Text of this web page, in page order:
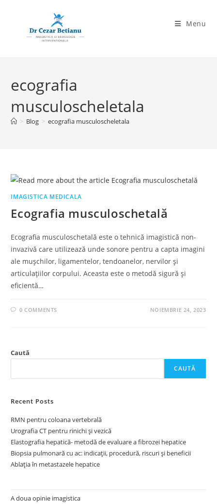
Menu
ecografia
musculoscheletala
> Blog > ecografia musculoscheletala
IMAGISTICA MEDICALA
Ecografia musculoschetală
Ecografia musculoschetală este o tehnică imagistică non-
invazivă care utilizează unde sonore pentru a capta imagini
ale mușchilor, ligamentelor, tendoanelor, nervilor și
articulațiilor corpului. Aceasta este o metodă sigură și
eficientă…
0 COMMENTS NOIEMBRIE 24, 2023
Caută
CAUTĂ
Recent Posts
RMN pentru coloana vertebrală
Urografia CT pentru rinichi și vezică
Elastografia hepatică- metodă de evaluare a fibrozei hepatice
Biopsia pulmonară cu ac: indicații, procedură, riscuri și beneficii
Ablația în metastazele hepatice
A doua opinie imagistica